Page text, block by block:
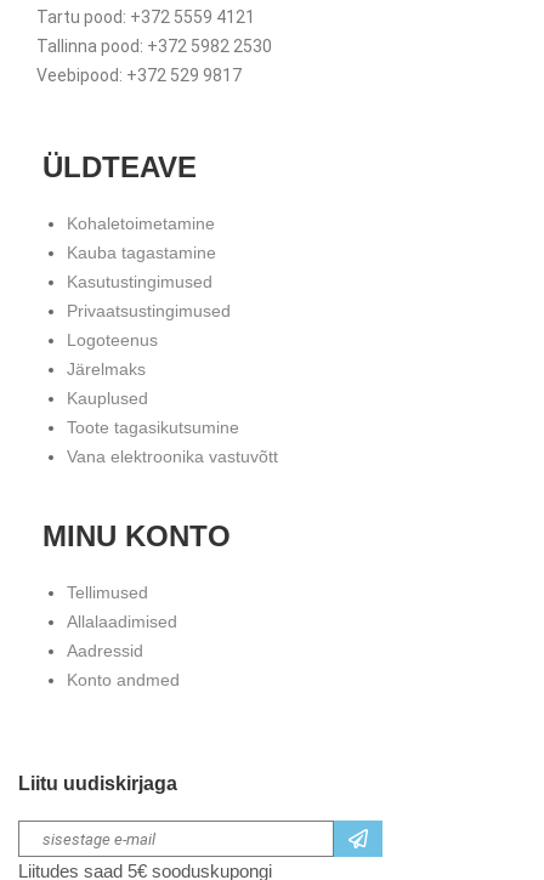
Tartu pood: +372 5559 4121
Tallinna pood: +372 5982 2530
Veebipood: +372 529 9817
ÜLDTEAVE
Kohaletoimetamine
Kauba tagastamine
Kasutustingimused
Privaatsustingimused
Logoteenus
Järelmaks
Kauplused
Toote tagasikutsumine
Vana elektroonika vastuvõtt
MINU KONTO
Tellimused
Allalaadimised
Aadressid
Konto andmed
Liitu uudiskirjaga
Liitudes saad 5€ sooduskupongi